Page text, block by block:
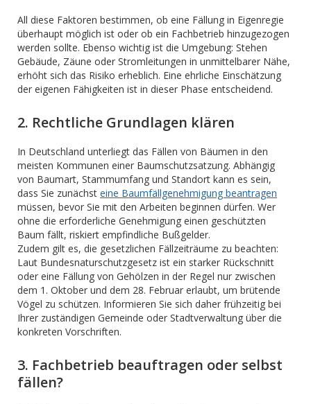
All diese Faktoren bestimmen, ob eine Fällung in Eigenregie
überhaupt möglich ist oder ob ein Fachbetrieb hinzugezogen
werden sollte. Ebenso wichtig ist die Umgebung: Stehen
Gebäude, Zäune oder Stromleitungen in unmittelbarer Nähe,
erhöht sich das Risiko erheblich. Eine ehrliche Einschätzung
der eigenen Fähigkeiten ist in dieser Phase entscheidend.
2. Rechtliche Grundlagen klären
In Deutschland unterliegt das Fällen von Bäumen in den
meisten Kommunen einer Baumschutzsatzung. Abhängig
von Baumart, Stammumfang und Standort kann es sein,
dass Sie zunächst eine Baumfällgenehmigung beantragen
müssen, bevor Sie mit den Arbeiten beginnen dürfen. Wer
ohne die erforderliche Genehmigung einen geschützten
Baum fällt, riskiert empfindliche Bußgelder.
Zudem gilt es, die gesetzlichen Fällzeiträume zu beachten:
Laut Bundesnaturschutzgesetz ist ein starker Rückschnitt
oder eine Fällung von Gehölzen in der Regel nur zwischen
dem 1. Oktober und dem 28. Februar erlaubt, um brütende
Vögel zu schützen. Informieren Sie sich daher frühzeitig bei
Ihrer zuständigen Gemeinde oder Stadtverwaltung über die
konkreten Vorschriften.
3. Fachbetrieb beauftragen oder selbst
fällen?